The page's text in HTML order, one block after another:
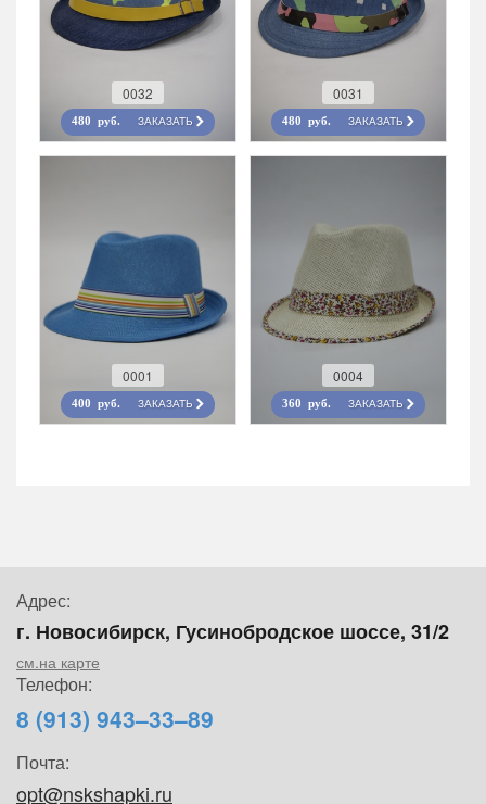
0032
480 руб. ЗАКАЗАТЬ
0031
480 руб. ЗАКАЗАТЬ
0001
400 руб. ЗАКАЗАТЬ
0004
360 руб. ЗАКАЗАТЬ
Адрес:
г. Новосибирск, Гусинобродское шоссе, 31/2
см.на карте
Телефон:
8 (913) 943–33–89
Почта:
opt@nskshapki.ru